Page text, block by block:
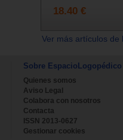
18.40 €
Ver más artículos
Sobre EspacioLogopédico
Quienes somos
Aviso Legal
Colabora con nosotros
Contacta
ISSN 2013-0627
Gestionar cookies